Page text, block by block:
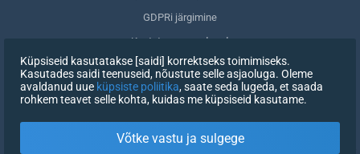
GDPRi järgimine
Kustuta oma andmed
Nõusoleku tagasivõtmine
Küpsiseid kasutatakse [saidi] korrektseks toimimiseks.
Kasutades saidi teenuseid, nõustute selle asjaoluga. Oleme
avaldanud uue küpsiste poliitika, saate seda lugeda, et saada
rohkem teavet selle kohta, kuidas me küpsiseid kasutame.
Võtke vastu ja sulgege